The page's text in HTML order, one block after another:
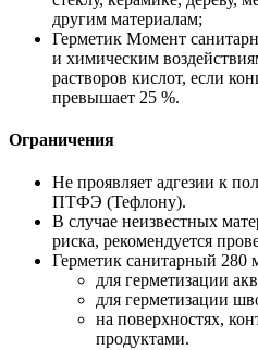
другим материалам;
Герметик Момент
и химическим
растворов кислот, если
превышает 25 %.
Ограничения
Не проявляет адгезии к
ПТФЭ (Тефлону).
В случае неизвестных
риска, рекомендуется
Герметик санитарный 280
для герметизации
для герметизации
на поверхностях,
продуктами.